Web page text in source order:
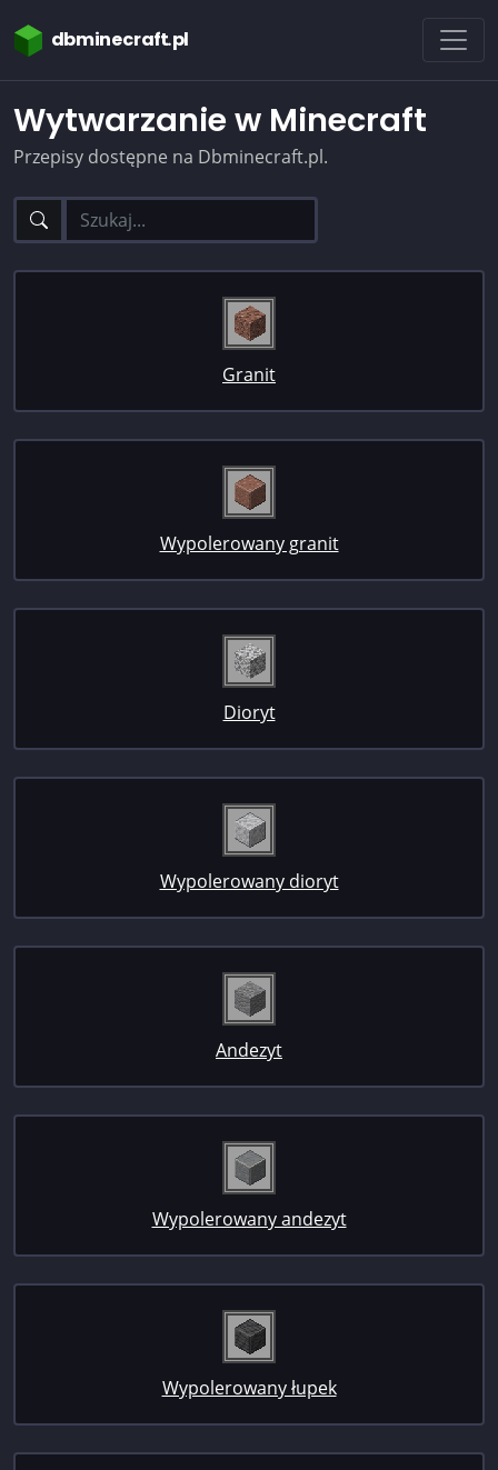
dbminecraft.pl
Wytwarzanie w Minecraft
Przepisy dostępne na Dbminecraft.pl.
Granit
Wypolerowany granit
Dioryt
Wypolerowany dioryt
Andezyt
Wypolerowany andezyt
Wypolerowany łupek